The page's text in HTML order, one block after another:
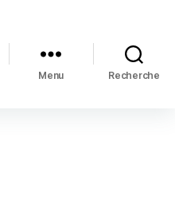
Menu Recherche